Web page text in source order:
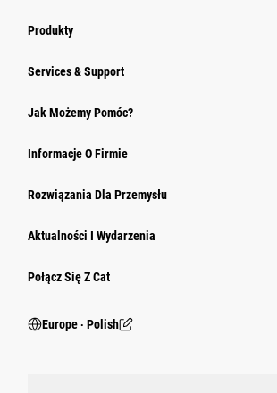
Produkty
Services & Support
Jak Możemy Pomóc?
Informacje O Firmie
Rozwiązania Dla Przemysłu
Aktualności I Wydarzenia
Połącz Się Z Cat
Europe ‧ Polish